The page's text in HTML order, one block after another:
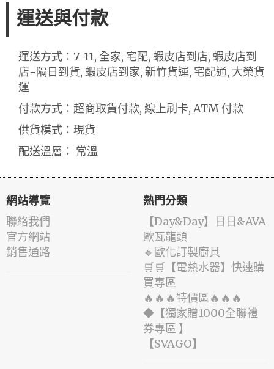
運送與付款
運送方式：7-11, 全家, 宅配, 蝦皮店到店, 蝦皮店到
店-隔日到貨, 蝦皮店到家, 新竹貨運, 宅配通, 大榮貨
運
付款方式：超商取貨付款, 線上刷卡, ATM 付款
供貨模式：現貨
配送溫層： 常溫
網站導覽
聯絡我們
官方網站
銷售通路
熱門分類
️【Day&Day】️日日&AVA
歐瓦龍頭
🔹歐化訂製廚具
🛒🛒【電熱水器】快速購
買專區
🔥🔥🔥特價區🔥🔥🔥
◆【獨家贈1000全聯禮
券專區 】
️【SVAGO】️